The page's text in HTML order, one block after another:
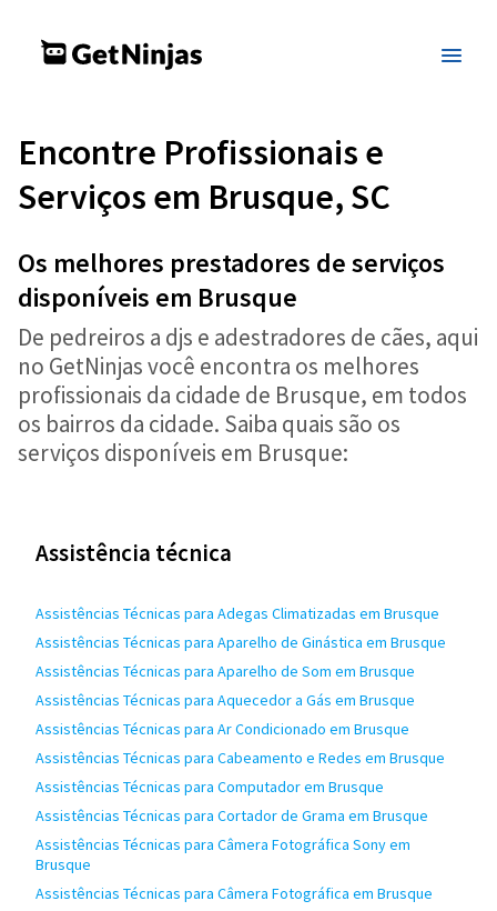
Encontre Profissionais e
Serviços em Brusque, SC
Os melhores prestadores de serviços
disponíveis em Brusque
De pedreiros a djs e adestradores de cães, aqui
no GetNinjas você encontra os melhores
profissionais da cidade de Brusque, em todos
os bairros da cidade. Saiba quais são os
serviços disponíveis em Brusque:
Assistência técnica
Assistências Técnicas para Adegas Climatizadas em Brusque
Assistências Técnicas para Aparelho de Ginástica em Brusque
Assistências Técnicas para Aparelho de Som em Brusque
Assistências Técnicas para Aquecedor a Gás em Brusque
Assistências Técnicas para Ar Condicionado em Brusque
Assistências Técnicas para Cabeamento e Redes em Brusque
Assistências Técnicas para Computador em Brusque
Assistências Técnicas para Cortador de Grama em Brusque
Assistências Técnicas para Câmera Fotográfica Sony em
Brusque
Assistências Técnicas para Câmera Fotográfica em Brusque